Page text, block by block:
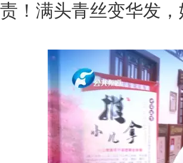
责！ 满头青丝变华发